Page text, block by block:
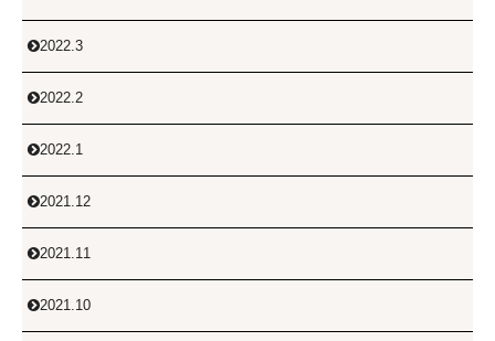
2022.3
2022.2
2022.1
2021.12
2021.11
2021.10